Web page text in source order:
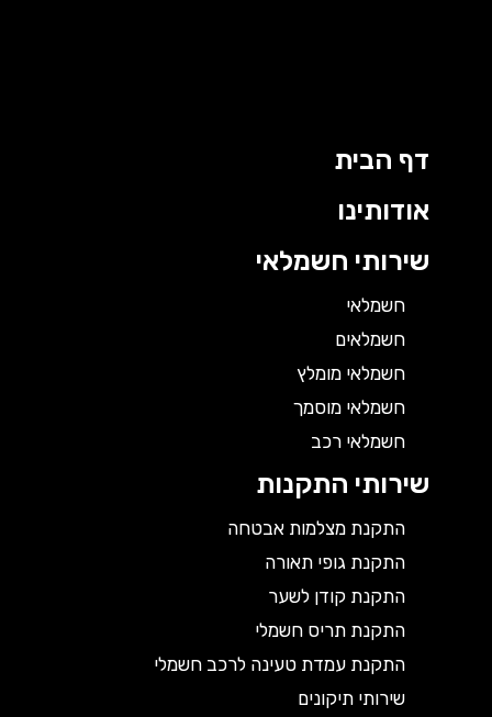
דף הבית
אודותינו
שירותי חשמלאי
חשמלאי
חשמלאים
חשמלאי מומלץ
חשמלאי מוסמך
חשמלאי רכב
שירותי התקנות
התקנת מצלמות אבטחה
התקנת גופי תאורה
התקנת קודן לשער
התקנת תריס חשמלי
התקנת עמדת טעינה לרכב חשמלי
שירותי תיקונים